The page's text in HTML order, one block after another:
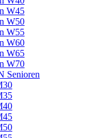
W45
W50
W55
W60
W65
W70
Senioren